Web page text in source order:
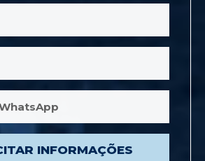
INFORMAÇÕES